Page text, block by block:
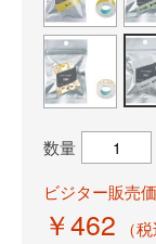
数量
ビジター販売
￥462 （